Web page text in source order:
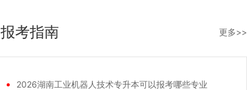
报考指南 更多>>
2026湖南工业机器人技术专升本可以报考哪些专业